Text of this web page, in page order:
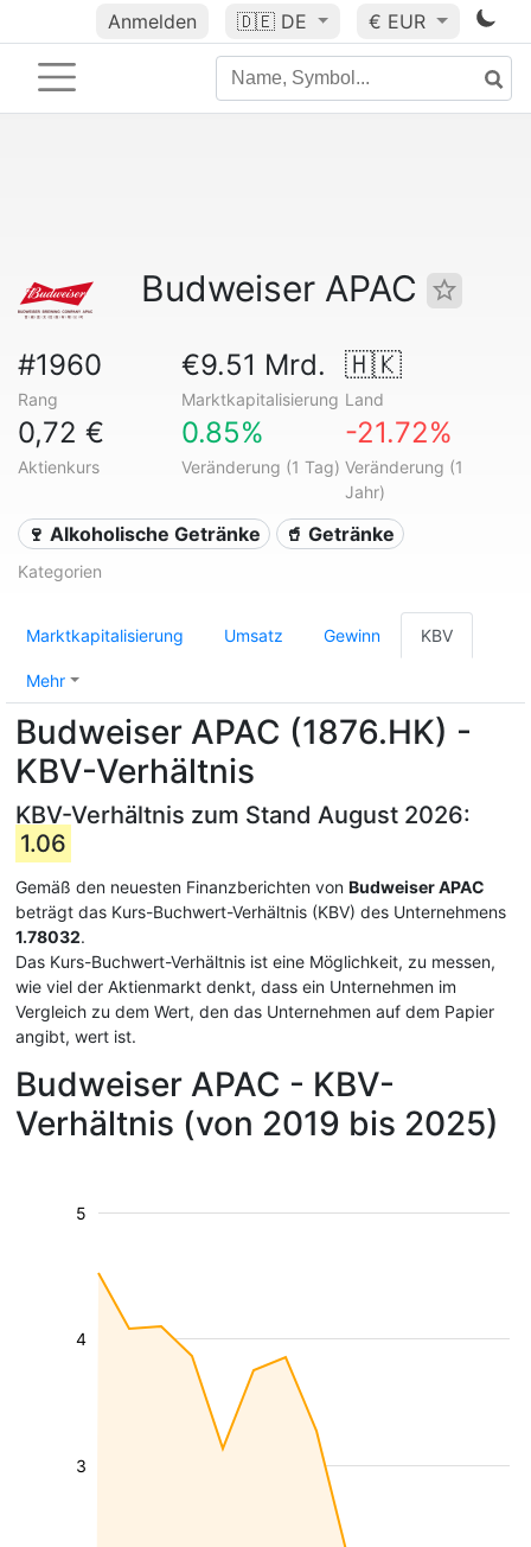
Anmelden 🇩🇪 DE € EUR
Budweiser APAC
#1960
Rang
€9.51 Mrd.
Marktkapitalisierung
🇭🇰
Land
0,72 €
Aktienkurs
0.85%
Veränderung (1 Tag)
-21.72%
Veränderung (1
Jahr)
🍷 Alkoholische Getränke 🥤 Getränke
Kategorien
Marktkapitalisierung Umsatz Gewinn KBV
Mehr
Budweiser APAC (1876.HK) -
KBV-Verhältnis
KBV-Verhältnis zum Stand August 2026:
1.06
Gemäß den neuesten Finanzberichten von Budweiser APAC
beträgt das Kurs-Buchwert-Verhältnis (KBV) des Unternehmens
1.78032.
Das Kurs-Buchwert-Verhältnis ist eine Möglichkeit, zu messen,
wie viel der Aktienmarkt denkt, dass ein Unternehmen im
Vergleich zu dem Wert, den das Unternehmen auf dem Papier
angibt, wert ist.
Budweiser APAC - KBV-
Verhältnis (von 2019 bis 2025)
3
4
5